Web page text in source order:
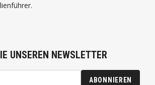
UNSEREN NEWSLETTER
ABONNIEREN